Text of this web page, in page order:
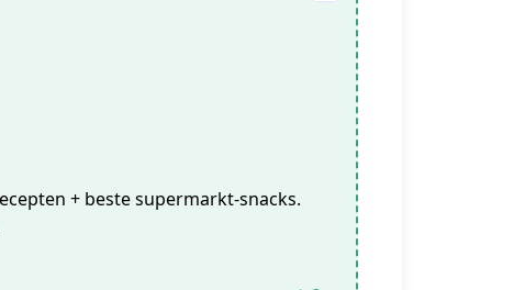
+ beste supermarkt-snacks.